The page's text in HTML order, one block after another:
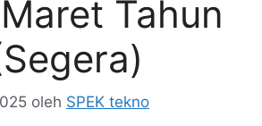
Tahun
oleh SPEK tekno